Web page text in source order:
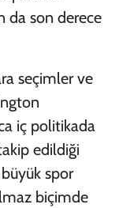
da son derece
seçimler ve
iç politikada
edildiği
spor
biçimde